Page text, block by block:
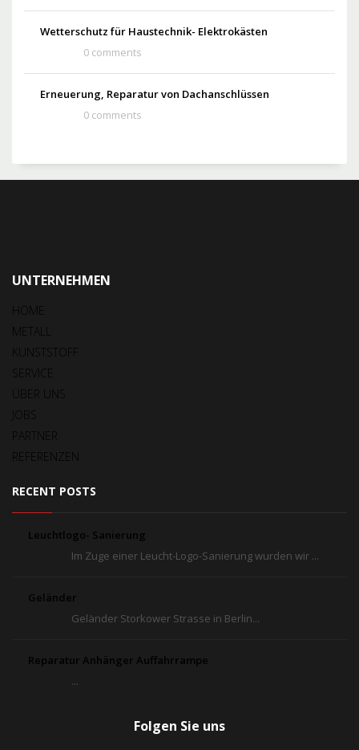
Wetterschutz für Haustechnik- Elektrokästen
0 comments
Erneuerung, Reparatur von Dachanschlüssen
0 comments
UNTERNEHMEN
HOME
METALL
KUNSTSTOFF
SERVICE
ÜBER UNS
JOBS
PARTNER
REFERENZEN
RECENT POSTS
Leuchtlogo- Sanierung
Im Zuge einer Leucht-Logo-Sanierung wurden wir ...
Geländer
Geländer Storkower Strasse in Berlin...
Reparatur Anhänger Auffahrrampe
...
Folgen Sie uns